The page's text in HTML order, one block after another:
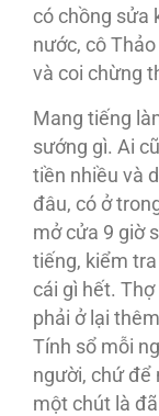
có chồng sửa
nước, cô
và coi chừng
Mang tiếng
sướng gì. Ai
tiền nhiều và
đâu, có ở
mở cửa 9 giờ
tiếng, kiểm
cái gì hết.
phải ở lại
Tính sổ mỗi
người, chứ để
một chút là